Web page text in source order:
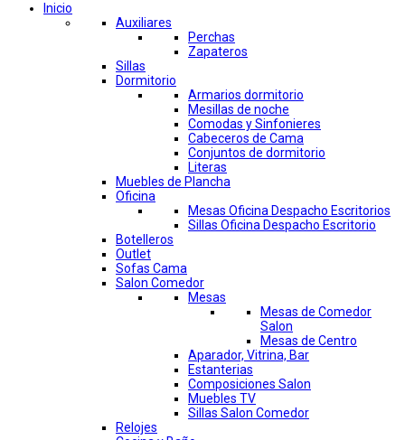
Inicio
Auxiliares
Perchas
Zapateros
Sillas
Dormitorio
Armarios dormitorio
Mesillas de noche
Comodas y Sinfonieres
Cabeceros de Cama
Conjuntos de dormitorio
Literas
Muebles de Plancha
Oficina
Mesas Oficina Despacho Escritorios
Sillas Oficina Despacho Escritorio
Botelleros
Outlet
Sofas Cama
Salon Comedor
Mesas
Mesas de Comedor
Salon
Mesas de Centro
Aparador, Vitrina, Bar
Estanterias
Composiciones Salon
Muebles TV
Sillas Salon Comedor
Relojes